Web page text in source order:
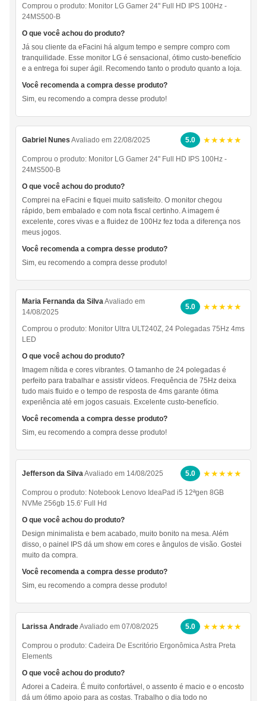
Comprou o produto: Monitor LG Gamer 24" Full HD IPS 100Hz -
24MS500-B
O que você achou do produto?
Já sou cliente da eFacini há algum tempo e sempre compro com
tranquilidade. Esse monitor LG é sensacional, ótimo custo-benefício
e a entrega foi super ágil. Recomendo tanto o produto quanto a loja.
Você recomenda a compra desse produto?
Sim, eu recomendo a compra desse produto!
Gabriel Nunes Avaliado em 22/08/2025 5.0 ★★★★★
Comprou o produto: Monitor LG Gamer 24" Full HD IPS 100Hz -
24MS500-B
O que você achou do produto?
Comprei na eFacini e fiquei muito satisfeito. O monitor chegou
rápido, bem embalado e com nota fiscal certinho. A imagem é
excelente, cores vivas e a fluidez de 100Hz fez toda a diferença nos
meus jogos.
Você recomenda a compra desse produto?
Sim, eu recomendo a compra desse produto!
Maria Fernanda da SilvaAvaliado em
14/08/2025
5.0 ★★★★★
Comprou o produto: Monitor Ultra ULT240Z, 24 Polegadas 75Hz 4ms
LED
O que você achou do produto?
Imagem nítida e cores vibrantes. O tamanho de 24 polegadas é
perfeito para trabalhar e assistir vídeos. Frequência de 75Hz deixa
tudo mais fluido e o tempo de resposta de 4ms garante ótima
experiência até em jogos casuais. Excelente custo-benefício.
Você recomenda a compra desse produto?
Sim, eu recomendo a compra desse produto!
Jefferson da SilvaAvaliado em 14/08/2025 5.0 ★★★★★
Comprou o produto: Notebook Lenovo IdeaPad i5 12ªgen 8GB
NVMe 256gb 15.6' Full Hd
O que você achou do produto?
Design minimalista e bem acabado, muito bonito na mesa. Além
disso, o painel IPS dá um show em cores e ângulos de visão. Gostei
muito da compra.
Você recomenda a compra desse produto?
Sim, eu recomendo a compra desse produto!
Larissa AndradeAvaliado em 07/08/2025 5.0 ★★★★★
Comprou o produto: Cadeira De Escritório Ergonômica Astra Preta
Elements
O que você achou do produto?
Adorei a Cadeira. É muito confortável, o assento é macio e o encosto
dá um ótimo apoio para as costas. Trabalho o dia todo no